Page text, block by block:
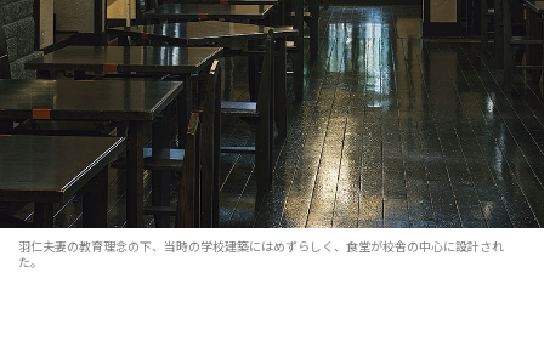
羽仁夫妻の教育理念の下、当時の学校建築にはめずらしく、食堂が校舎の中心に設計され
た。